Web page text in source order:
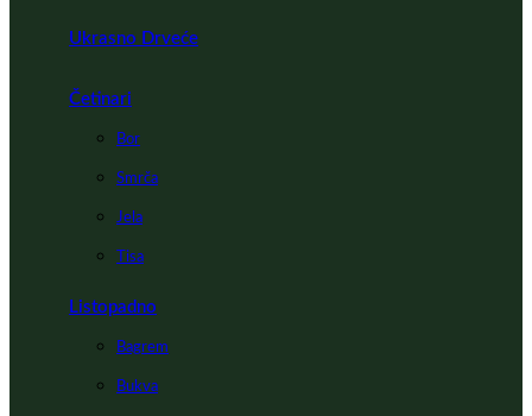
Ukrasno Drveće
Četinari
Bor
Smrča
Jela
Tisa
Listopadno
Bagrem
Bukva